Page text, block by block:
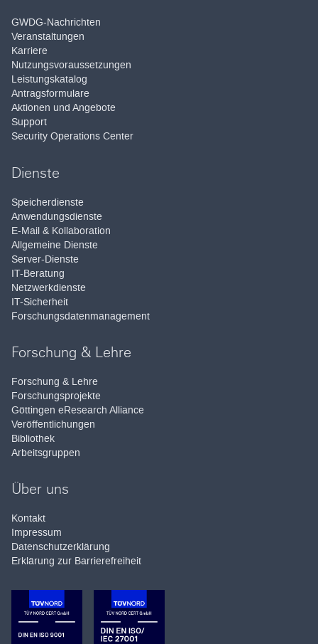
GWDG-Nachrichten
Veranstaltungen
Karriere
Nutzungsvoraussetzungen
Leistungskatalog
Antragsformulare
Aktionen und Angebote
Support
Security Operations Center
Dienste
Speicherdienste
Anwendungsdienste
E-Mail & Kollaboration
Allgemeine Dienste
Server-Dienste
IT-Beratung
Netzwerkdienste
IT-Sicherheit
Forschungsdatenmanagement
Forschung & Lehre
Forschung & Lehre
Forschungsprojekte
Göttingen eResearch Alliance
Veröffentlichungen
Bibliothek
Arbeitsgruppen
Über uns
Kontakt
Impressum
Datenschutzerklärung
Erklärung zur Barrierefreiheit